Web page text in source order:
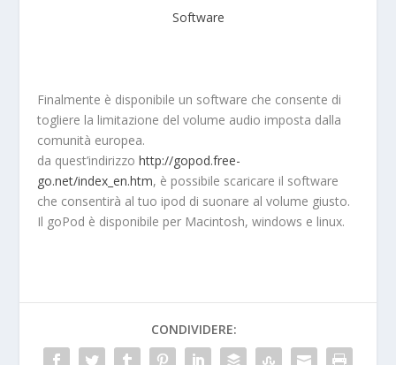
Software
Finalmente è disponibile un software che consente di
togliere la limitazione del volume audio imposta dalla
comunità europea.
da quest’indirizzohttp://gopod.free-
go.net/index_en.htm, è possibile scaricare il software
che consentirà al tuo ipod di suonare al volume giusto.
Il goPod è disponibile per Macintosh, windows e linux.
CONDIVIDERE: